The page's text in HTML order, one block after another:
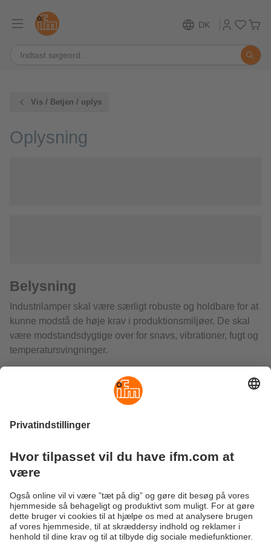
DK
Vis / Betjen / oplys
Oplysning
Belysning
Industrilamper skal være særligt robuste og holdbare for at
kunne modstå de høje krav i produktionsmiljøer. De skal
være modstandsdygtige over for snavs, vibrationer, fugt og
temperatursvingninger.
Et kompakt design og nem installation giver mulighed for
fleksibel brug, selv i trange eller svært tilgængelige
områder. Derudover er et højt lysudbytte kombineret med
et lavt energiforbrug afgørende.
belysning af maskiner og installationer og har en høj
beskyttelsesgrad og et industrielt design.
Bæredygtighed